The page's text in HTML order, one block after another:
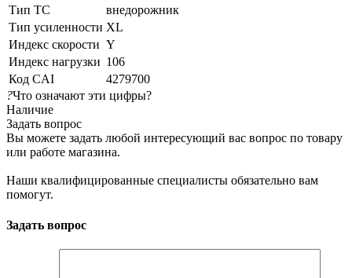
Тип ТС
внедорожник
Тип усиленности XL
Индекс скорости Y
Индекс нагрузки 106
Код CAI
4279700
?Что означают эти цифры?
Наличие
Задать вопрос
Вы можете задать любой интересующий вас вопрос по товару
или работе магазина.
Наши квалифицированные специалисты обязательно вам
помогут.
Задать вопрос